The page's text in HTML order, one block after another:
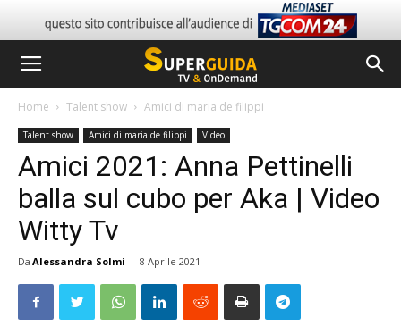
Home Talent show Amici di maria de filippi
Talent show Amici di maria de filippi Video
Amici 2021: Anna Pettinelli
balla sul cubo per Aka | Video
Witty Tv
Da Alessandra Solmi - 8 Aprile 2021